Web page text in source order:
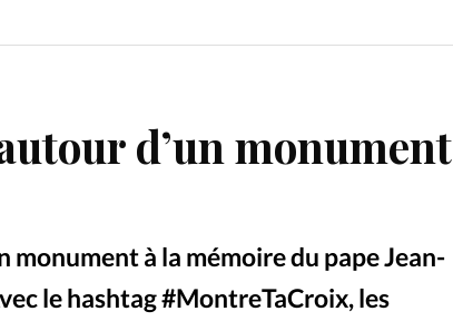
Faire un don
La rédaction
d’un monument
à la mémoire du pape Jean-
le hashtag #MontreTaCroix, les